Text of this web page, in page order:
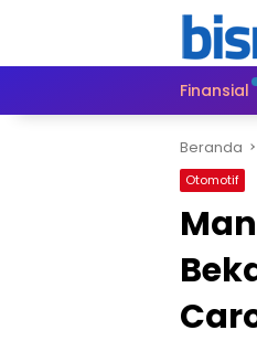
Finansial
Beranda
Otomotif